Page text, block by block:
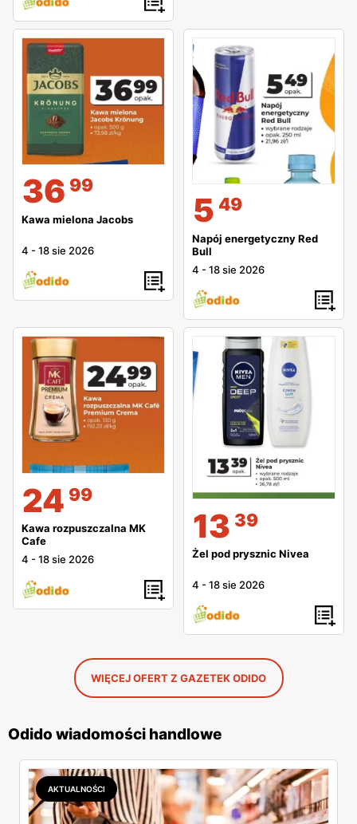
36 99
Kawa mielona Jacobs
4 -18 sie 2026
5 49
Napój energetyczny Red
Bull
4 -18 sie 2026
24 99
Kawa rozpuszczalna MK
Cafe
4 -18 sie 2026
13 39
Żel pod prysznic Nivea
4 -18 sie 2026
WIĘCEJ OFERT Z GAZETEK ODIDO
Odido wiadomości handlowe
AKTUALNOŚCI